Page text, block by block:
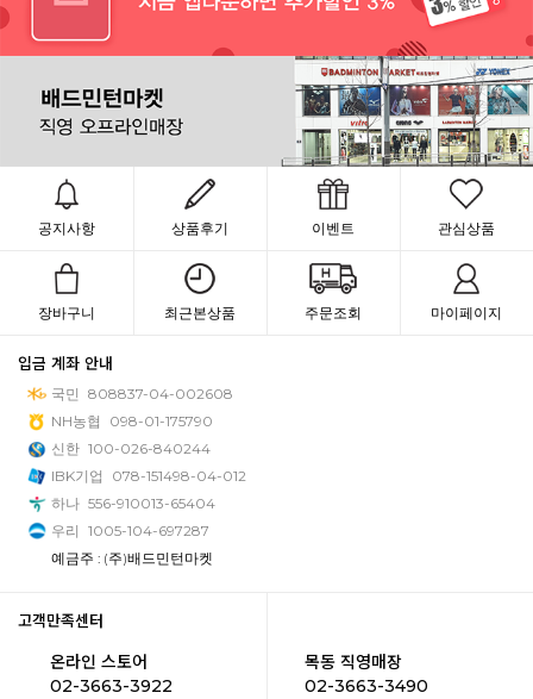
공지사항 상품후기 이벤트 관심상품
장바구니 최근본상품 주문조회 마이페이지
입금 계좌 안내
국민 808837-04-002608
NH농협
098-01-175790
신한 100-026-840244
IBK기업
078-151498-04-012
하나 556-910013-65404
우리 1005-104-697287
예금주 : (주)배드민턴마켓
고객만족센터
온라인 스토어
02-3663-3922
목동 직영매장
02-3663-3490